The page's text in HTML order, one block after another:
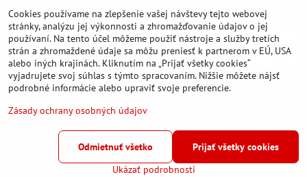
pisosport(zavináč)pisosport.sk
©2026Copyright
Predvoľby súkromia
Zásady ochrany osobných údajov
Stav objednávky
Vytvorené pomocou:BiznisWeb.sk
Cookies používame na zlepšenie vašej návštevy tejto webovej
stránky, analýzu jej výkonnosti a zhromažďovanie údajov o jej
používaní. Na tento účel môžeme použiť nástroje a služby tretích
strán a zhromaždené údaje sa môžu preniesť k partnerom v EÚ, USA
alebo iných krajinách. Kliknutím na „Prijať všetky cookies“
vyjadrujete svoj súhlas s týmto spracovaním. Nižšie môžete nájsť
podrobné informácie alebo upraviť svoje preferencie.
Zásady ochrany osobných údajov
Ukázať podrobnosti
Prijať všetky cookies
Odmietnuť všetko